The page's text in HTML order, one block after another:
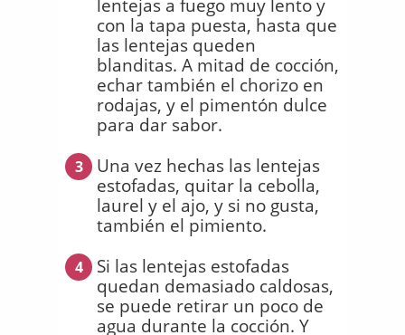
lentejas a fuego muy lento y
con la tapa puesta, hasta que
las lentejas queden
blanditas. A mitad de cocción,
echar también el chorizo en
rodajas, y el pimentón dulce
para dar sabor.
3
Una vez hechas las lentejas
estofadas, quitar la cebolla,
laurel y el ajo, y si no gusta,
también el pimiento.
4
Si las lentejas estofadas
quedan demasiado caldosas,
se puede retirar un poco de
agua durante la cocción. Y